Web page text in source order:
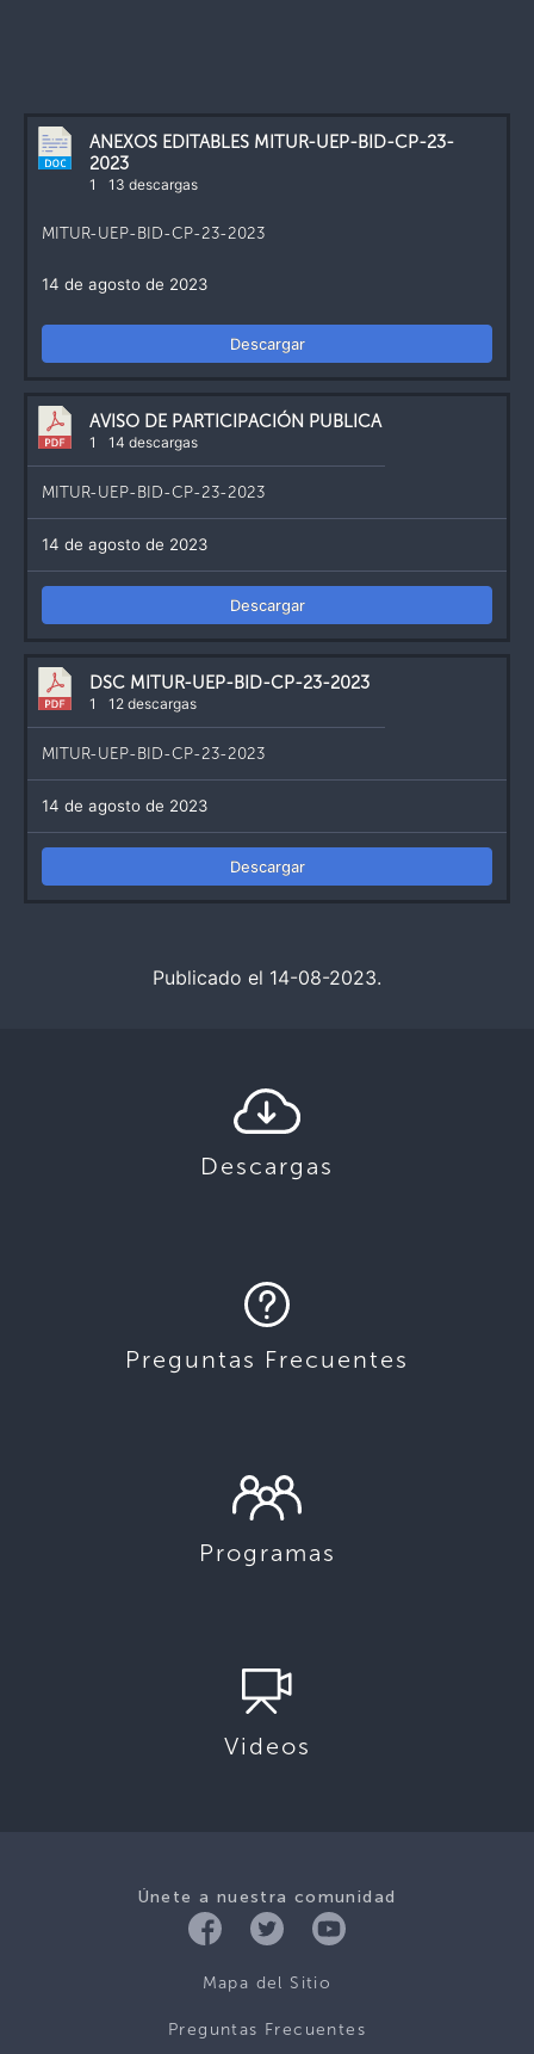
ANEXOS EDITABLES MITUR-UEP-BID-CP-23-
2023
1 13 descargas
MITUR-UEP-BID-CP-23-2023
14 de agosto de 2023
Descargar
AVISO DE PARTICIPACIÓN PUBLICA
1 14 descargas
MITUR-UEP-BID-CP-23-2023
14 de agosto de 2023
Descargar
DSC MITUR-UEP-BID-CP-23-2023
1 12 descargas
MITUR-UEP-BID-CP-23-2023
14 de agosto de 2023
Descargar
Publicado el 14-08-2023.
Descargas
Preguntas Frecuentes
Programas
Videos
Únete a nuestra comunidad
Mapa del Sitio
Preguntas Frecuentes